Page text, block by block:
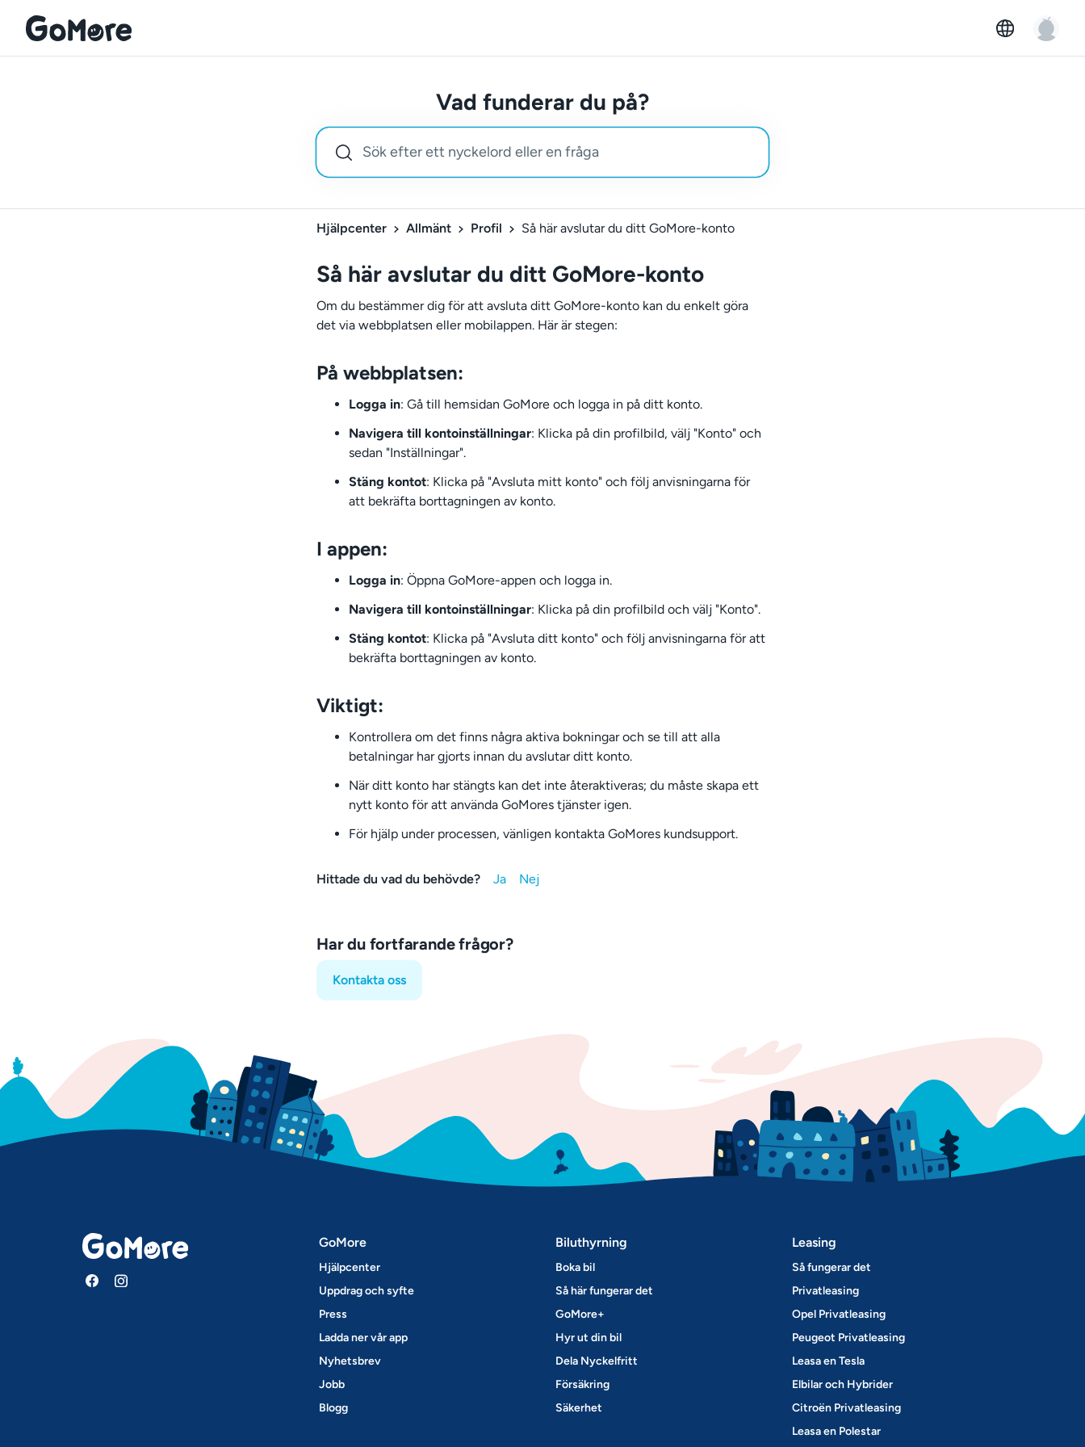
Vad funderar du på?
Hjälpcenter Allmänt Profil Så här avslutar du ditt GoMore-konto
Så här avslutar du ditt GoMore-konto
Om du bestämmer dig för att avsluta ditt GoMore-konto kan du enkelt göra
det via webbplatsen eller mobilappen. Här är stegen:
På webbplatsen:
Logga in: Gå till hemsidan GoMore och logga in på ditt konto.
Navigera till kontoinställningar: Klicka på din profilbild, välj "Konto" och
sedan "Inställningar".
Stäng kontot: Klicka på "Avsluta mitt konto" och följ anvisningarna för
att bekräfta borttagningen av konto.
I appen:
Logga in: Öppna GoMore-appen och logga in.
Navigera till kontoinställningar: Klicka på din profilbild och välj "Konto".
Stäng kontot: Klicka på "Avsluta ditt konto" och följ anvisningarna för att
bekräfta borttagningen av konto.
Viktigt:
Kontrollera om det finns några aktiva bokningar och se till att alla
betalningar har gjorts innan du avslutar ditt konto.
När ditt konto har stängts kan det inte återaktiveras; du måste skapa ett
nytt konto för att använda GoMores tjänster igen.
För hjälp under processen, vänligen kontakta GoMores kundsupport.
Hittade du vad du behövde?
Har du fortfarande frågor?
Kontakta oss
GoMore
Hjälpcenter
Uppdrag och syfte
Press
Ladda ner vår app
Nyhetsbrev
Jobb
Blogg
Biluthyrning
Boka bil
Så här fungerar det
GoMore+
Hyr ut din bil
Dela Nyckelfritt
Försäkring
Säkerhet
Leasing
Så fungerar det
Privatleasing
Opel Privatleasing
Peugeot Privatleasing
Leasa en Tesla
Elbilar och Hybrider
Citroën Privatleasing
Leasa en Polestar